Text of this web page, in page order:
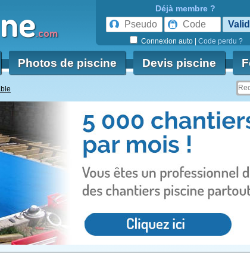
.com
Déjà membre ?
Connexion auto Code perdu ?
Photos de piscine Devis piscine